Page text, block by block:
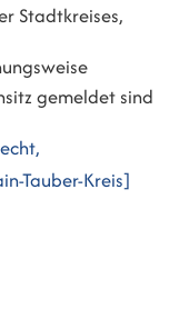
Stadtkreises,
gemeldet sind
Tauber-Kreis]